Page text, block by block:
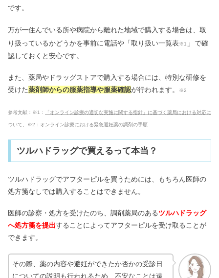
です。
万が一住んでいる所や病院から離れた地域で購入する場合は、取
り扱っているかどうかを事前に電話や「取り扱い一覧表※1 」 で確
認しておくと安心です。
また、薬局やドラッグストアで購入する場合には、特別な研修を
受けた薬剤師からの服薬指導や服薬確認が行われます。 ※2
参考文献：※1： 「オンライン診療の適切な実施に関する指針」に基づく薬局における対応に
ついて 、※2： オンライン診療における緊急避妊薬の調剤の手順
ツルハドラッグで買えるって本当？
ツルハドラッグでアフターピルを買うためには、もちろん医師の
処方箋なしでは購入することはできません。
医師の診察・処方を受けたのち、調剤薬局のあるツルハドラッグ
へ処方箋を提出することによってアフターピルを受け取ることが
できます。
その際、薬の内容や避妊ができたか否かの受診日
についての説明も行われるため、不安なことは遠